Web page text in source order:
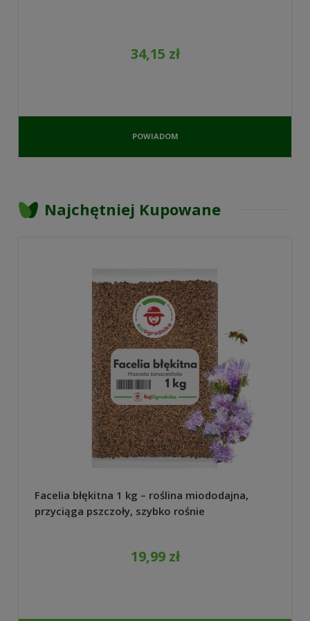
34,15 zł
POWIADOM
DOSTĘPNOŚCI
Najchętniej Kupowane
Facelia błękitna 1 kg – roślina miododajna,
przyciąga pszczoły, szybko rośnie
19,99 zł